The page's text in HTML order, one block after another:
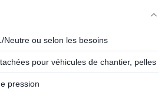
Neutre ou selon les besoins
pour véhicules de chantier, pelles
pression